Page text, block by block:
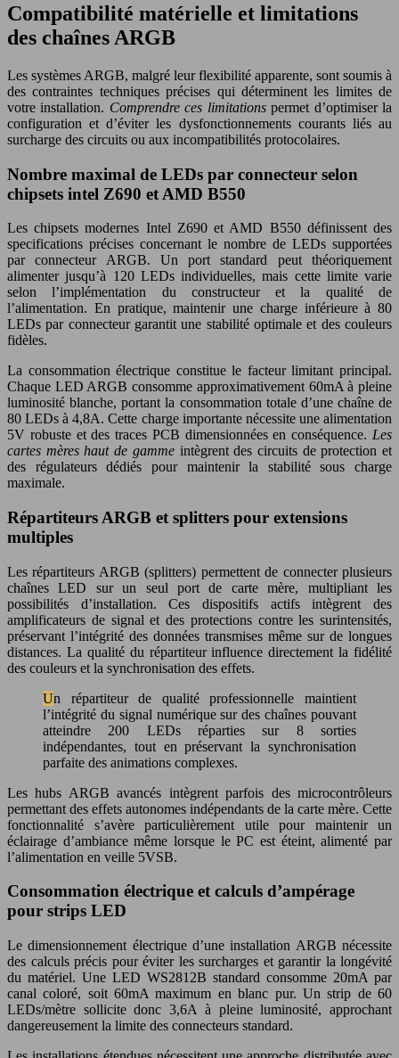
Compatibilité matérielle et limitations
des chaînes ARGB
Les systèmes ARGB, malgré leur flexibilité apparente, sont soumis à
des contraintes techniques précises qui déterminent les limites de
votre installation. Comprendre ces limitationspermet d’optimiser la
configuration et d’éviter les dysfonctionnements courants liés au
surcharge des circuits ou aux incompatibilités protocolaires.
Nombre maximal de LEDs par connecteur selon
chipsets intel Z690 et AMD B550
Les chipsets modernes Intel Z690 et AMD B550 définissent des
specifications précises concernant le nombre de LEDs supportées
par connecteur ARGB. Un port standard peut théoriquement
alimenter jusqu’à 120 LEDs individuelles, mais cette limite varie
selon l’implémentation du constructeur et la qualité de
l’alimentation. En pratique, maintenir une charge inférieure à 80
LEDs par connecteur garantit une stabilité optimale et des couleurs
fidèles.
La consommation électrique constitue le facteur limitant principal.
Chaque LED ARGB consomme approximativement 60mA à pleine
luminosité blanche, portant la consommation totale d’une chaîne de
80 LEDs à 4,8A. Cette charge importante nécessite une alimentation
5V robuste et des traces PCB dimensionnées en conséquence. Les
cartes mères haut de gamme intègrent des circuits de protection et
des régulateurs dédiés pour maintenir la stabilité sous charge
maximale.
Répartiteurs ARGB et splitters pour extensions
multiples
Les répartiteurs ARGB (splitters) permettent de connecter plusieurs
chaînes LED sur un seul port de carte mère, multipliant les
possibilités d’installation. Ces dispositifs actifs intègrent des
amplificateurs de signal et des protections contre les surintensités,
préservant l’intégrité des données transmises même sur de longues
distances. La qualité du répartiteur influence directement la fidélité
des couleurs et la synchronisation des effets.
Un répartiteur de qualité professionnelle maintient
l’intégrité du signal numérique sur des chaînes pouvant
atteindre 200 LEDs réparties sur 8 sorties
indépendantes, tout en préservant la synchronisation
parfaite des animations complexes.
Les hubs ARGB avancés intègrent parfois des microcontrôleurs
permettant des effets autonomes indépendants de la carte mère. Cette
fonctionnalité s’avère particulièrement utile pour maintenir un
éclairage d’ambiance même lorsque le PC est éteint, alimenté par
l’alimentation en veille 5VSB.
Consommation électrique et calculs d’ampérage
pour strips LED
Le dimensionnement électrique d’une installation ARGB nécessite
des calculs précis pour éviter les surcharges et garantir la longévité
du matériel. Une LED WS2812B standard consomme 20mA par
canal coloré, soit 60mA maximum en blanc pur. Un strip de 60
LEDs/mètre sollicite donc 3,6A à pleine luminosité, approchant
dangereusement la limite des connecteurs standard.